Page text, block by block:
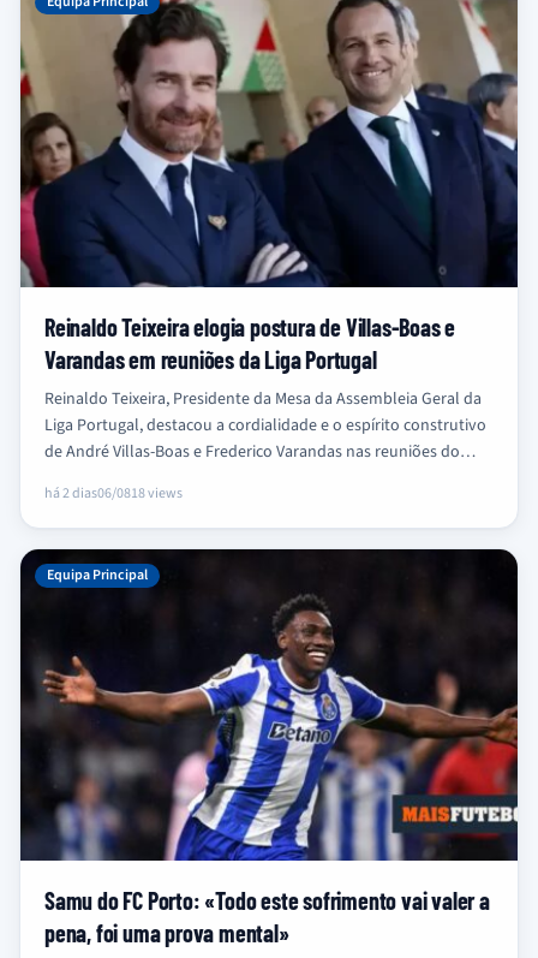
Reinaldo Teixeira elogia postura de Villas-Boas e
Varandas em reuniões da Liga Portugal
Reinaldo Teixeira, Presidente da Mesa da Assembleia Geral da
Liga Portugal, destacou a cordialidade e o espírito construtivo
de André Villas-Boas e Frederico Varandas nas reuniões do
há 2 dias06/0818 views
Equipa Principal
Samu do FC Porto: «Todo este sofrimento vai valer a
pena, foi uma prova mental»